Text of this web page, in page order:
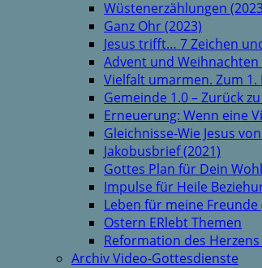
Wüstenerzählungen
Ganz Ohr (2023)
Jesus trifft… 7 Zeichen
Advent und Weihnachten
Vielfalt umarmen. Zum
Gemeinde 1.0 – Zurück
Erneuerung: Wenn eine
Gleichnisse-Wie Jesus
Jakobusbrief (2021)
Gottes Plan für Dein
Impulse für Heile
Leben für meine Freunde
Ostern ERlebt Themen
Reformation des Herzens
Archiv Video-Gottesdienste